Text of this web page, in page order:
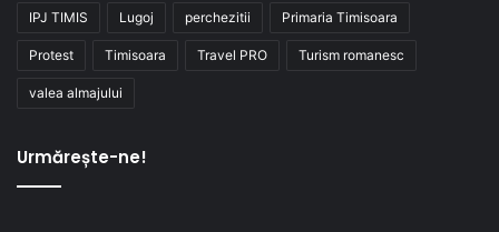
IPJ TIMIS Lugoj perchezitii Primaria Timisoara
Protest Timisoara Travel PRO Turism romanesc
valea almajului
Urmărește-ne!